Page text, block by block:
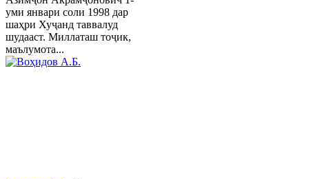
уми январи соли 1998 дар
шаҳри Хуҷанд таввалуд
шудааст. Миллаташ тоҷик,
маълумота...